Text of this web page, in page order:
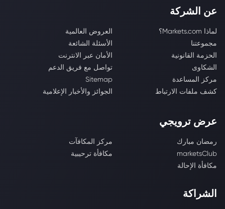
عن الشركة
لماذا Markets.com؟
العروض العالمية
مجموعتنا
الأسئلة الشائعة
الحزمة القانونية
الأمان عبر الانترنت
الشكاوى
تواصل مع فريق الدعم
مركز المساعدة
Sitemap
كشف ملفات الارتباط
الجوائز والأخبار الإعلامية
عرض ترويجي
رمضان مبارك
مركز المكافآت
marketsClub
مكافأة ترحيبية
مكافأة الإحالة
الشراكة